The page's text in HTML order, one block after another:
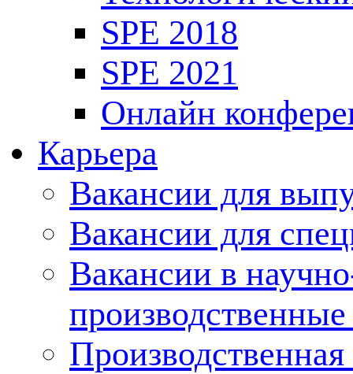
SPE 2018
SPE 2021
Онлайн
Карьера
Вакансии для
Вакансии для
Вакансии в
Производственная